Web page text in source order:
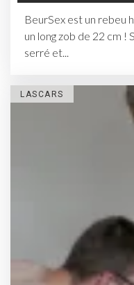
BeurSex est un rebeu
un long zob de 22 cm !
serré et...
LASCARS